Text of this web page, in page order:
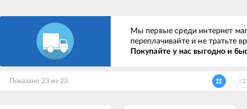
Мы первые среди интернет
переплачивайте и не тратьте
Покупайте у нас выгодно и
Показано 23 из 23